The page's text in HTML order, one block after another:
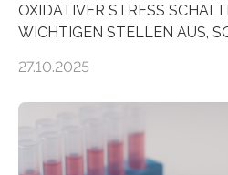
OXIDATIVER STRESS
WICHTIGEN STELLEN AUS,
aus dem Deutschen Zentrum
im Journal Circulation, warum
der Hypertrophen
kann und wie sich durch eine
27.10.2025